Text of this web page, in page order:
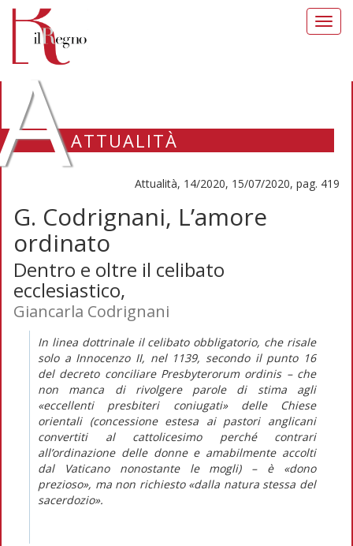
ATTUALITÀ
Attualità, 14/2020, 15/07/2020, pag. 419
G. Codrignani, L’amore
ordinato
Dentro e oltre il celibato
ecclesiastico,
Giancarla Codrignani
In linea dottrinale il celibato obbligatorio, che risale
solo a Innocenzo II, nel 1139, secondo il punto 16
del decreto conciliare Presbyterorum ordinis– che
non manca di rivolgere parole di stima agli
«eccellenti presbiteri coniugati» delle Chiese
orientali (concessione estesa ai pastori anglicani
convertiti al cattolicesimo perché contrari
all’ordinazione delle donne e amabilmente accolti
dal Vaticano nonostante le mogli) – è «dono
prezioso», ma non richiesto «dalla natura stessa del
sacerdozio».